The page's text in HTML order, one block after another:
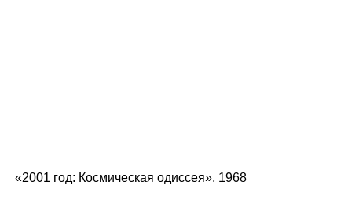
«2001 год: Космическая одиссея», 1968